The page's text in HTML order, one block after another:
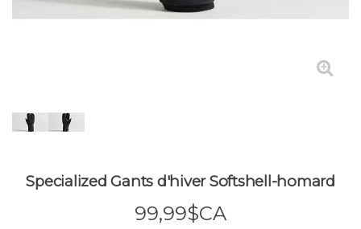
Specialized Gants d'hiver Softshell-homard
99,99$CA